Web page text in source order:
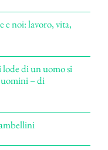
noi: lavoro, vita,
di un uomo si
– di